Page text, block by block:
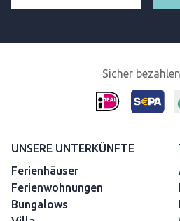
Sicher
UNSERE UNTERKÜNFTE
Ferienhäuser
Ferienwohnungen
Bungalows